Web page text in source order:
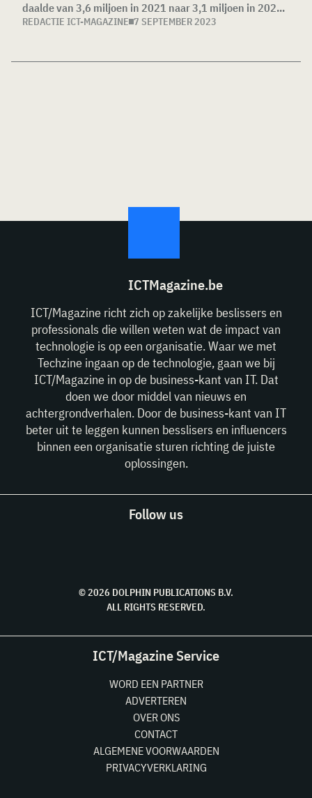
daalde van 3,6 miljoen in 2021 naar 3,1 miljoen in 202...
REDACTIE ICT-MAGAZINE 7 SEPTEMBER 2023
ICTMagazine.be
ICT/Magazine richt zich op zakelijke beslissers en
professionals die willen weten wat de impact van
technologie is op een organisatie. Waar we met
Techzine ingaan op de technologie, gaan we bij
ICT/Magazine in op de business-kant van IT. Dat
doen we door middel van nieuws en
achtergrondverhalen. Door de business-kant van IT
beter uit te leggen kunnen besslisers en influencers
binnen een organisatie sturen richting de juiste
oplossingen.
Follow us
© 2026 DOLPHIN PUBLICATIONS B.V.
ALL RIGHTS RESERVED.
ICT/Magazine Service
WORD EEN PARTNER
ADVERTEREN
OVER ONS
CONTACT
ALGEMENE VOORWAARDEN
PRIVACYVERKLARING